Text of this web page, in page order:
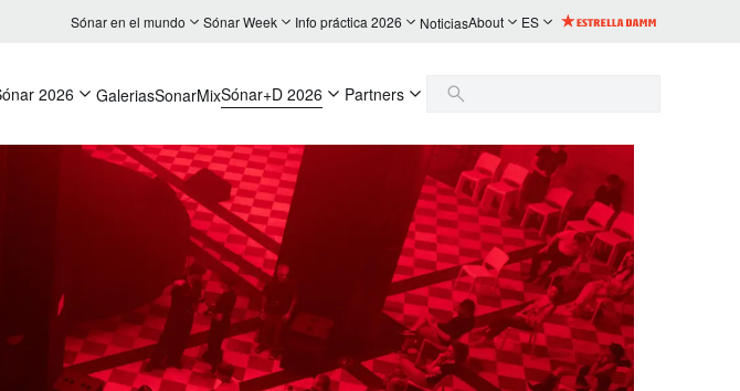
Sónar en el mundo Sónar Week Info práctica 2026 NoticiasAbout ES
2026 GaleriasSonarMixSónar+D 2026 Partners